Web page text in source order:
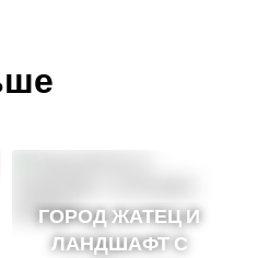
ГОРОД ЖАТЕЦ И
ЛАНДШАФТ С